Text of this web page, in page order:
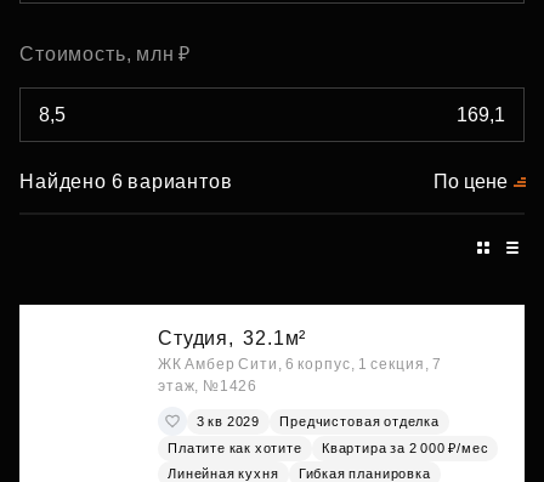
Стоимость, млн ₽
Найдено 6 вариантов По цене
Студия, 32.1м²
ЖК Амбер Сити, 6 корпус, 1 секция, 7
этаж, №1426
3 кв 2029
Предчистовая отделка
Платите как хотите
Квартира за 2 000 ₽/мес
Линейная кухня
Гибкая планировка